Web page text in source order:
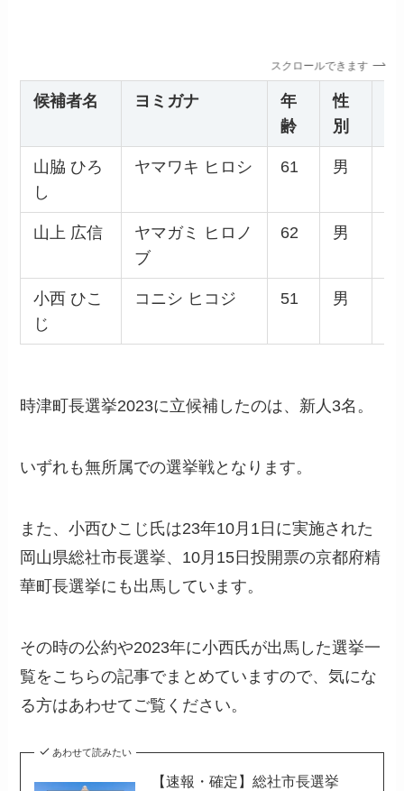
スクロールできます
候補者名 ヨミガナ
年
齢
性
別
山脇 ひろ
し
ヤマワキ ヒロシ 61 男
山上 広信
ヤマガミ ヒロノ
ブ
62 男
小西 ひこ
じ
コニシ ヒコジ 51 男
時津町長選挙2023に立候補したのは、新人3名。
いずれも無所属での選挙戦となります。
また、小西ひこじ氏は23年10月1日に実施された
岡山県総社市長選挙、10月15日投開票の京都府精
華町長選挙にも出馬しています。
その時の公約や2023年に小西氏が出馬した選挙一
覧をこちらの記事でまとめていますので、気にな
る方はあわせてご覧ください。
あわせて読みたい
【速報・確定】総社市長選挙